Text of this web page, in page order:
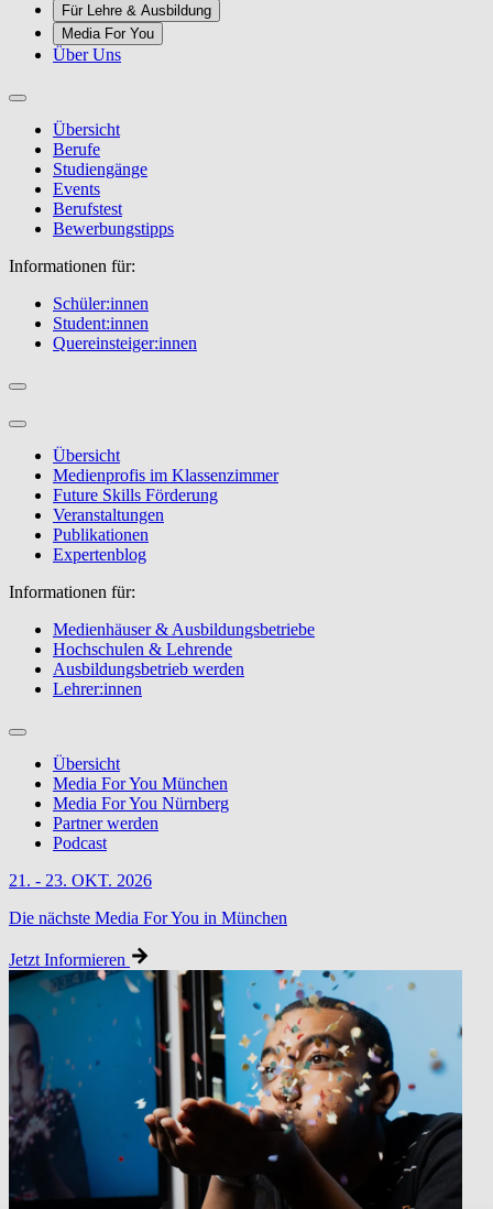
Für Lehre & Ausbildung
Media For You
Über Uns
Übersicht
Berufe
Studiengänge
Events
Berufstest
Bewerbungstipps
Informationen für:
Schüler:innen
Student:innen
Quereinsteiger:innen
Übersicht
Medienprofis im Klassenzimmer
Future Skills Förderung
Veranstaltungen
Publikationen
Expertenblog
Informationen für:
Medienhäuser & Ausbildungsbetriebe
Hochschulen & Lehrende
Ausbildungsbetrieb werden
Lehrer:innen
Übersicht
Media For You München
Media For You Nürnberg
Partner werden
Podcast
21. - 23. OKT. 2026
Die nächste Media For You in München
Jetzt Informieren